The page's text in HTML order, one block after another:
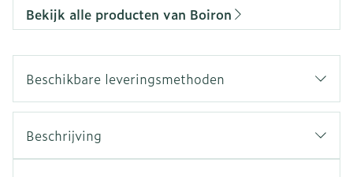
Bekijk alle producten van Boiron
Beschikbare leveringsmethoden
Beschrijving